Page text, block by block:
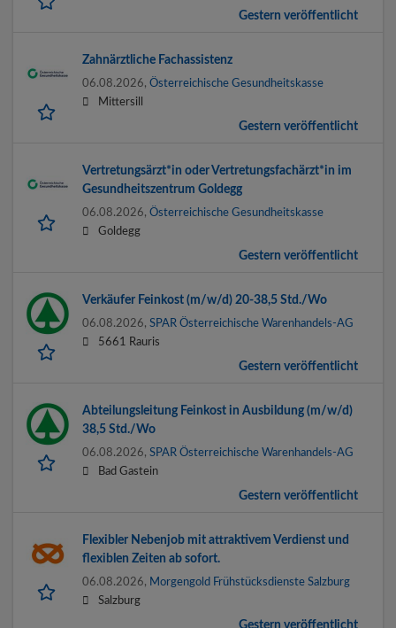
Gestern veröffentlicht
Zahnärztliche Fachassistenz
06.08.2026, Österreichische Gesundheitskasse
Mittersill
Gestern veröffentlicht
Vertretungsärzt*in oder Vertretungsfachärzt*in im
Gesundheitszentrum Goldegg
06.08.2026, Österreichische Gesundheitskasse
Goldegg
Gestern veröffentlicht
Verkäufer Feinkost (m/w/d) 20-38,5 Std./Wo
06.08.2026, SPAR Österreichische Warenhandels-AG
5661 Rauris
Gestern veröffentlicht
Abteilungsleitung Feinkost in Ausbildung (m/w/d)
38,5 Std./Wo
06.08.2026, SPAR Österreichische Warenhandels-AG
Bad Gastein
Gestern veröffentlicht
Flexibler Nebenjob mit attraktivem Verdienst und
flexiblen Zeiten ab sofort.
06.08.2026, Morgengold Frühstücksdienste Salzburg
Salzburg
Gestern veröffentlicht